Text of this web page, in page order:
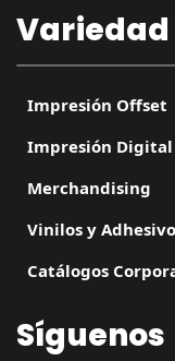
Impresión Offset
Impresión Digital
Merchandising
Vinilos y
Catálogos
Síguenos